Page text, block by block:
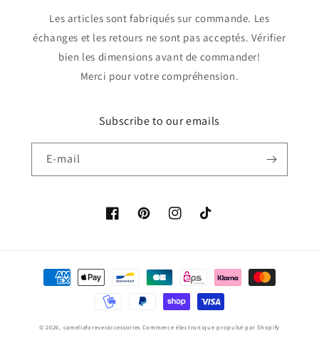
Les articles sont fabriqués sur commande. Les
échanges et les retours ne sont pas acceptés. Vérifier
bien les dimensions avant de commander!
Merci pour votre compréhension.
Subscribe to our emails
E-mail
FacebookPinterestInstagramTikTok
Moyens
© 2026, cameliaforeveraccessories Commerce électronique propulsé par Shopify